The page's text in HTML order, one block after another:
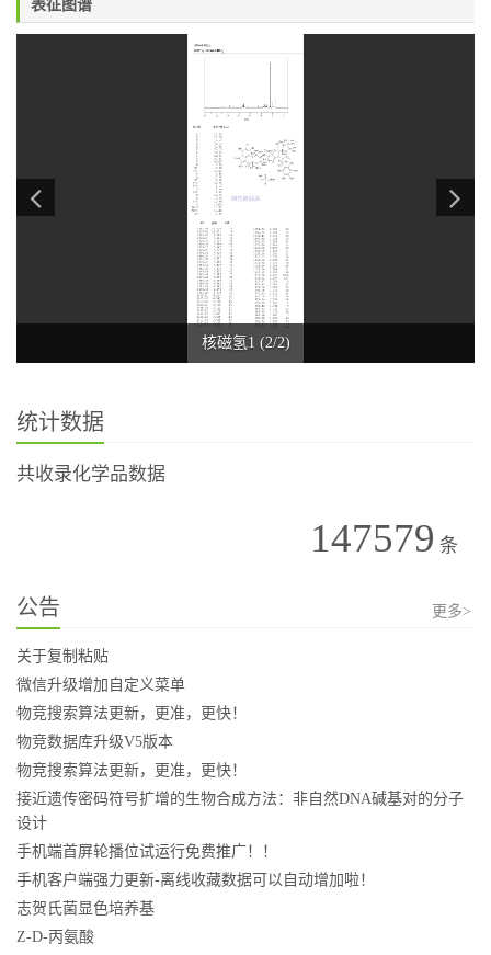
核磁氢1 (2/2)
统计数据
共收录化学品数据
147579 条
公告 更多>
关于复制粘贴
微信升级增加自定义菜单
物竞搜索算法更新，更准，更快！
物竞数据库升级V5版本
物竞搜索算法更新，更准，更快！
接近遗传密码符号扩增的生物合成方法：非自然DNA碱基对的分子
设计
手机端首屏轮播位试运行免费推广！！
手机客户端强力更新-离线收藏数据可以自动增加啦！
志贺氏菌显色培养基
Z-D-丙氨酸